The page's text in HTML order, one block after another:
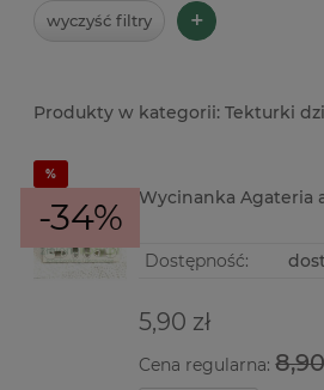
wyczyść filtry +
Tekturki
-34% Wycinanka Agateria
Dostępność:
5,90 zł
Cena regularna: